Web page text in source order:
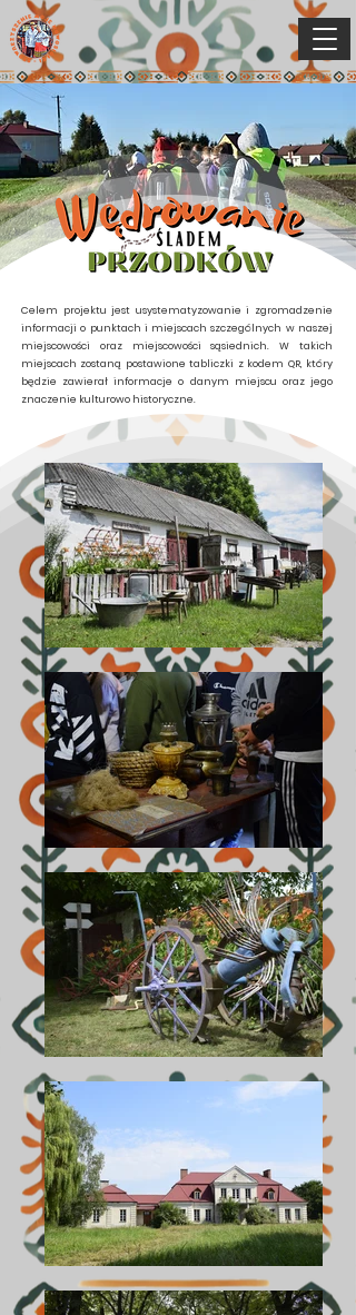
Celem projektu jest usystematyzowanie i zgromadzenie
informacji o punktach i miejscach szczególnych w naszej
miejscowości oraz miejscowości sąsiednich. W takich
miejscach zostaną postawione tabliczki z kodem QR, który
będzie zawierał informacje o danym miejscu oraz jego
znaczenie kulturowo historyczne.